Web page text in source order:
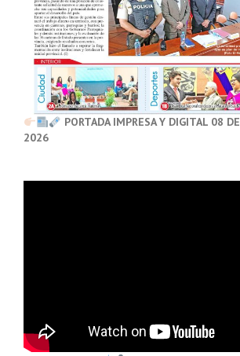
PORTADA IMPRESA Y DIGITAL 08
2026